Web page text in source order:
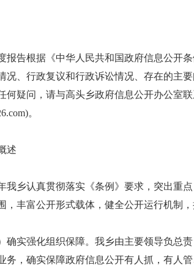
告根据《中华人民共和国政府信息公开条
况、行政复议和行政诉讼情况、存在的主
何疑问，请与高头乡政府信息公开办公室
。
述
乡认真贯彻落实《条例》要求，突出重点
，丰富公开形式载体，健全公开运行机制
实强化组织保障。我乡由主要领导负总责
务，确实保障政府信息公开有人抓，有人